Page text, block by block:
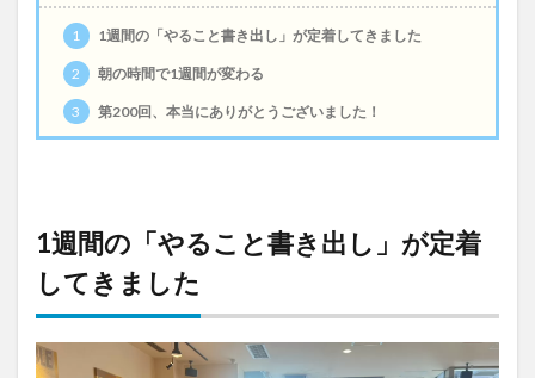
1 1週間の「やること書き出し」が定着してきました
2 朝の時間で1週間が変わる
3 第200回、本当にありがとうございました！
1週間の「やること書き出し」が定着
してきました